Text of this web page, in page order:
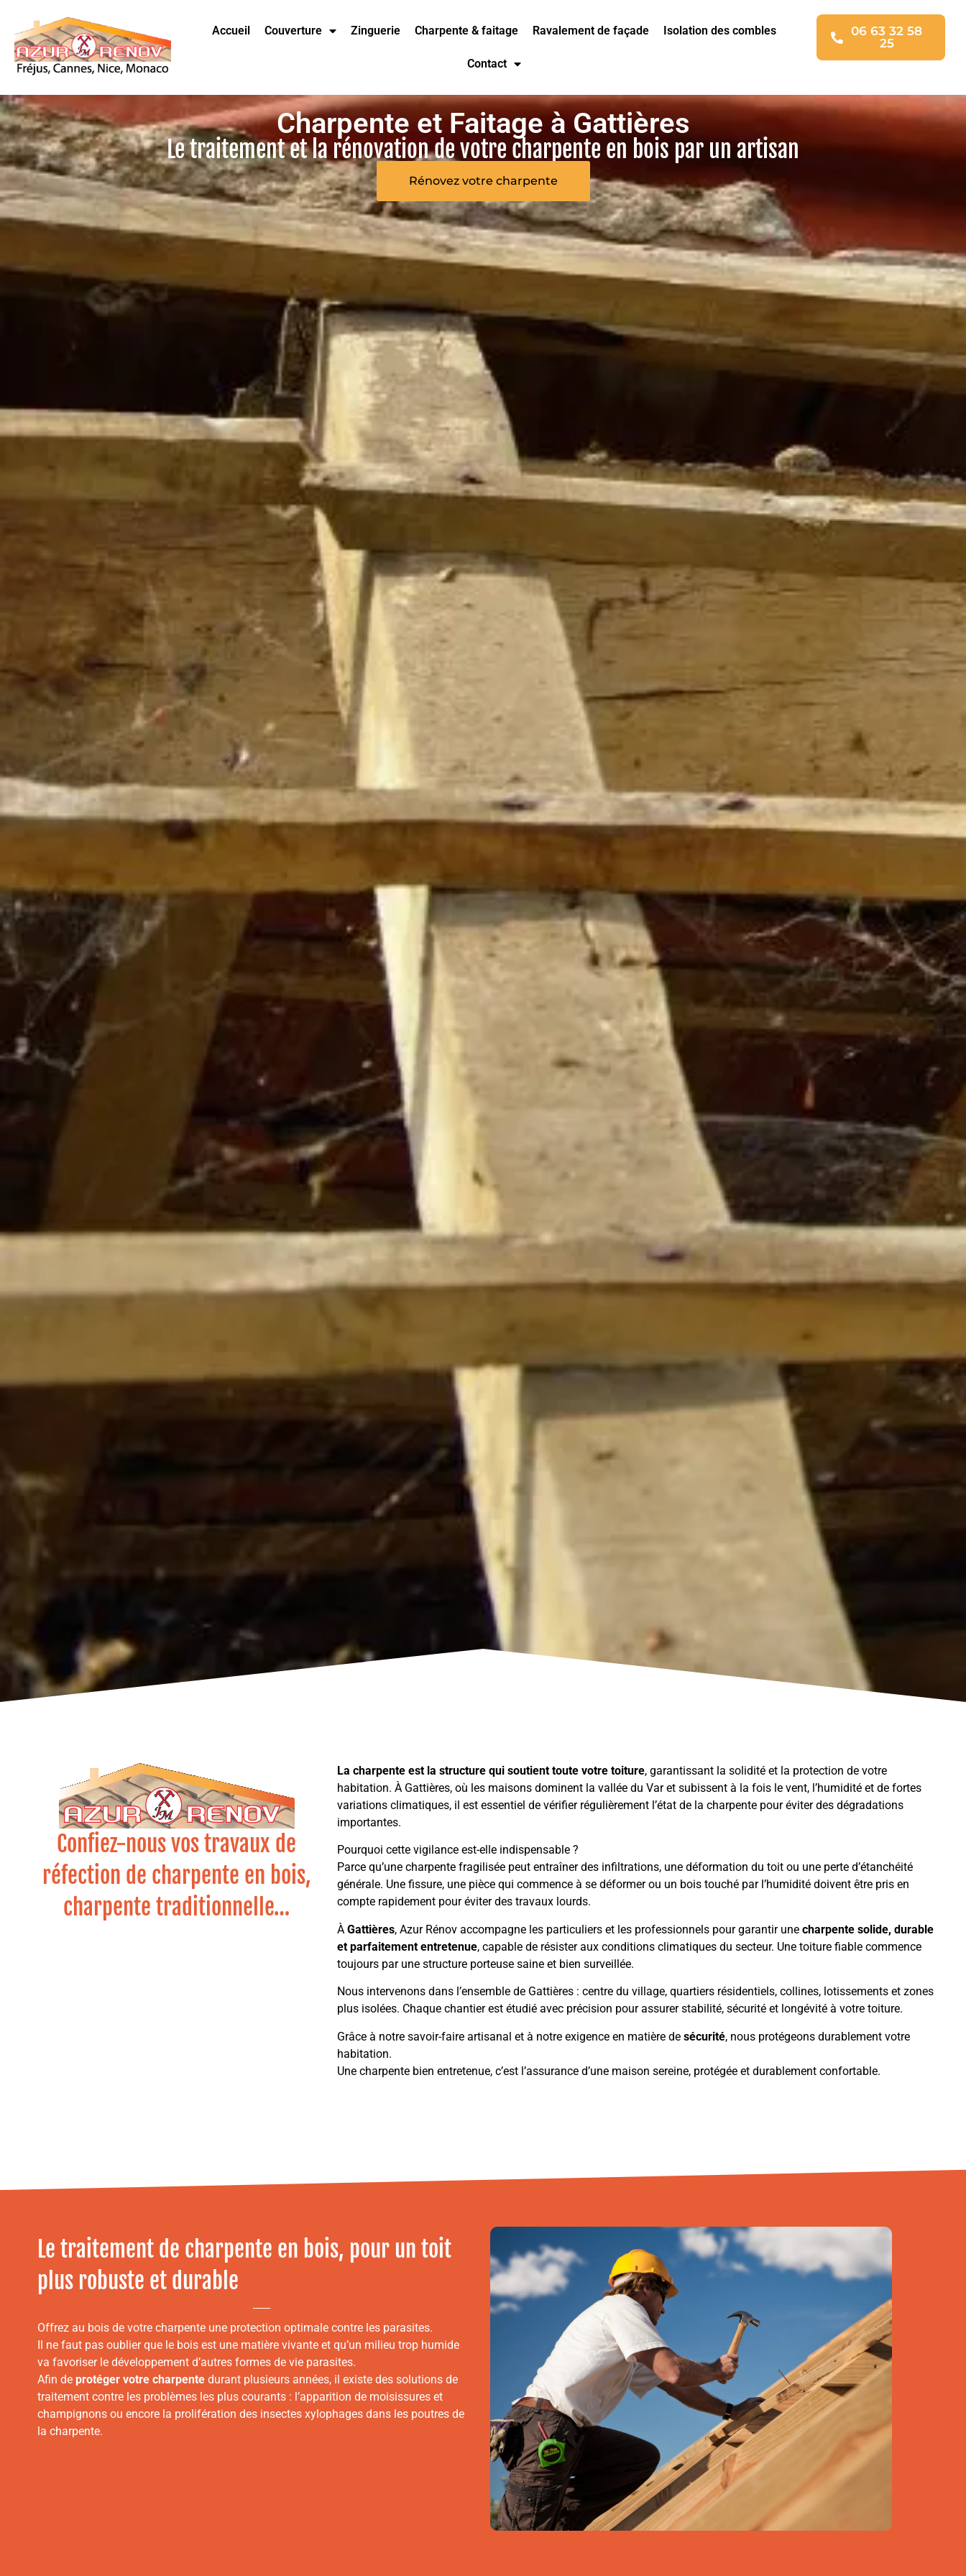
Accueil Couverture Zinguerie Charpente & faitage Ravalement de façade Isolation des combles
Contact
06 63 32 58
25
Charpente et Faitage à Gattières
Le traitement et la rénovation de votre charpente en bois par un artisan
Rénovez votre charpente
Confiez-nous vos travaux de
réfection de charpente en bois,
charpente traditionnelle…
La charpente est la structure qui soutient toute votre toiture, garantissant la solidité et la protection de votre
habitation. À Gattières, où les maisons dominent la vallée du Var et subissent à la fois le vent, l’humidité et de fortes
variations climatiques, il est essentiel de vérifier régulièrement l’état de la charpente pour éviter des dégradations
importantes.
Pourquoi cette vigilance est-elle indispensable ?
Parce qu’une charpente fragilisée peut entraîner des infiltrations, une déformation du toit ou une perte d’étanchéité
générale. Une fissure, une pièce qui commence à se déformer ou un bois touché par l’humidité doivent être pris en
compte rapidement pour éviter des travaux lourds.
À Gattières, Azur Rénov accompagne les particuliers et les professionnels pour garantir une charpente solide, durable
et parfaitement entretenue, capable de résister aux conditions climatiques du secteur. Une toiture fiable commence
toujours par une structure porteuse saine et bien surveillée.
Nous intervenons dans l’ensemble de Gattières : centre du village, quartiers résidentiels, collines, lotissements et zones
plus isolées. Chaque chantier est étudié avec précision pour assurer stabilité, sécurité et longévité à votre toiture.
Grâce à notre savoir-faire artisanal et à notre exigence en matière de sécurité, nous protégeons durablement votre
habitation.
Une charpente bien entretenue, c’est l’assurance d’une maison sereine, protégée et durablement confortable.
Le traitement de charpente en bois, pour un toit
plus robuste et durable
Offrez au bois de votre charpente une protection optimale contre les parasites.
Il ne faut pas oublier que le bois est une matière vivante et qu’un milieu trop humide
va favoriser le développement d’autres formes de vie parasites.
Afin de protéger votre charpente durant plusieurs années, il existe des solutions de
traitement contre les problèmes les plus courants : l’apparition de moisissures et
champignons ou encore la prolifération des insectes xylophages dans les poutres de
la charpente.